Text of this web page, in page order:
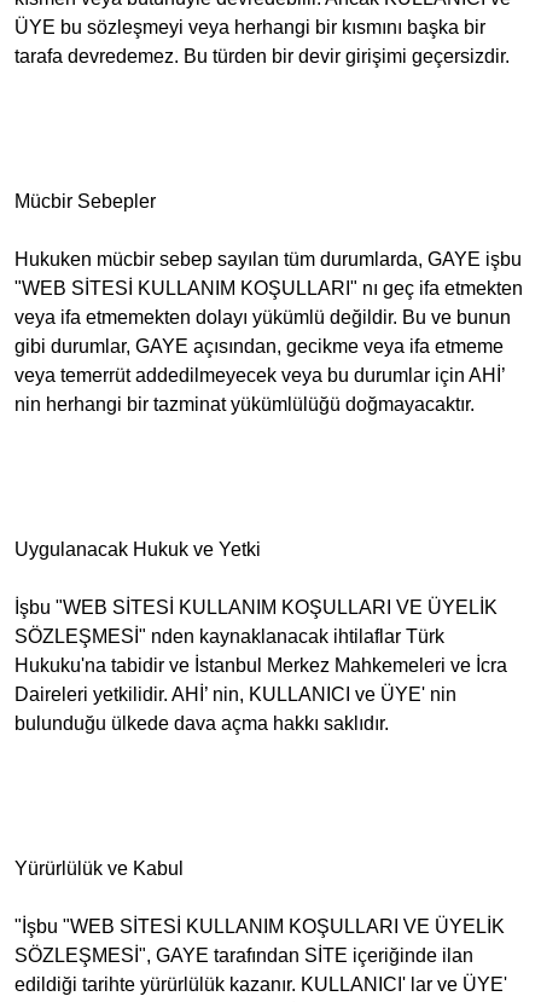
ÜYE bu sözleşmeyi veya herhangi bir kısmını başka bir
tarafa devredemez. Bu türden bir devir girişimi geçersizdir.
Mücbir Sebepler
Hukuken mücbir sebep sayılan tüm durumlarda, GAYE işbu
"WEB SİTESİ KULLANIM KOŞULLARI" nı geç ifa etmekten
veya ifa etmemekten dolayı yükümlü değildir. Bu ve bunun
gibi durumlar, GAYE açısından, gecikme veya ifa etmeme
veya temerrüt addedilmeyecek veya bu durumlar için AHİ’
nin herhangi bir tazminat yükümlülüğü doğmayacaktır.
Uygulanacak Hukuk ve Yetki
İşbu "WEB SİTESİ KULLANIM KOŞULLARI VE ÜYELİK
SÖZLEŞMESİ" nden kaynaklanacak ihtilaflar Türk
Hukuku'na tabidir ve İstanbul Merkez Mahkemeleri ve İcra
Daireleri yetkilidir. AHİ’ nin, KULLANICI ve ÜYE' nin
bulunduğu ülkede dava açma hakkı saklıdır.
Yürürlülük ve Kabul
"İşbu "WEB SİTESİ KULLANIM KOŞULLARI VE ÜYELİK
SÖZLEŞMESİ", GAYE tarafından SİTE içeriğinde ilan
edildiği tarihte yürürlülük kazanır. KULLANICI' lar ve ÜYE'